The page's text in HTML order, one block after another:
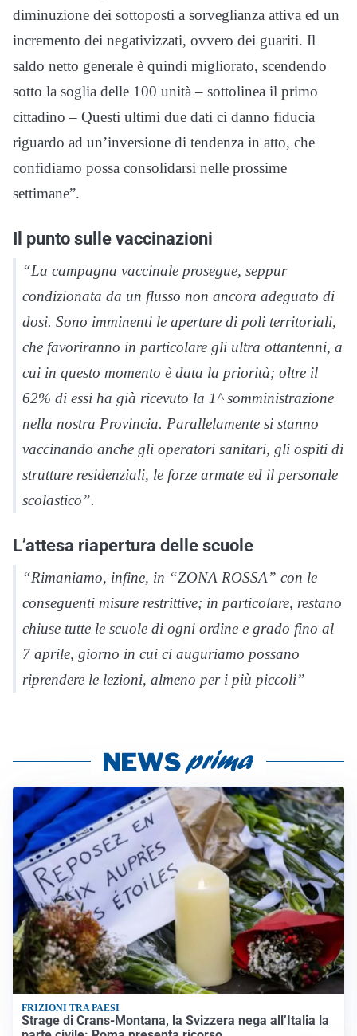
diminuzione dei sottoposti a sorveglianza attiva ed un
incremento dei negativizzati, ovvero dei guariti. Il
saldo netto generale è quindi migliorato, scendendo
sotto la soglia delle 100 unità – sottolinea il primo
cittadino – Questi ultimi due dati ci danno fiducia
riguardo ad un’inversione di tendenza in atto, che
confidiamo possa consolidarsi nelle prossime
settimane”.
Il punto sulle vaccinazioni
“La campagna vaccinale prosegue, seppur
condizionata da un flusso non ancora adeguato di
dosi. Sono imminenti le aperture di poli territoriali,
che favoriranno in particolare gli ultra ottantenni, a
cui in questo momento è data la priorità; oltre il
62% di essi ha già ricevuto la 1^ somministrazione
nella nostra Provincia. Parallelamente si stanno
vaccinando anche gli operatori sanitari, gli ospiti di
strutture residenziali, le forze armate ed il personale
scolastico”.
L’attesa riapertura delle scuole
“Rimaniamo, infine, in “ZONA ROSSA” con le
conseguenti misure restrittive; in particolare, restano
chiuse tutte le scuole di ogni ordine e grado fino al
7 aprile, giorno in cui ci auguriamo possano
riprendere le lezioni, almeno per i più piccoli”
FRIZIONI TRA PAESI
Strage di Crans-Montana, la Svizzera nega all’Italia la